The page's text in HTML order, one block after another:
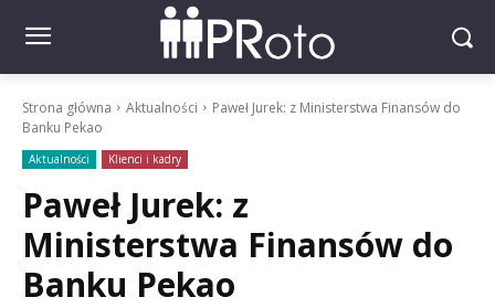
Strona główna Aktualności
Paweł Jurek: z Ministerstwa Finansów do
Banku Pekao
Aktualności Klienci i kadry
Paweł Jurek: z
Ministerstwa Finansów do
Banku Pekao